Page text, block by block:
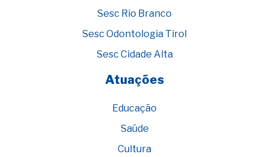
Sesc Rio Branco
Sesc Odontologia Tirol
Sesc Cidade Alta
Atuações
Educação
Saúde
Cultura